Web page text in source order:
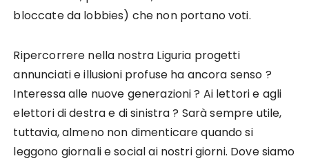
bloccate da lobbies) che non portano voti.
Ripercorrere nella nostra Liguria progetti
annunciati e illusioni profuse ha ancora senso ?
Interessa alle nuove generazioni ? Ai lettori e agli
elettori di destra e di sinistra ? Sarà sempre utile,
tuttavia, almeno non dimenticare quando si
leggono giornali e social ai nostri giorni. Dove siamo